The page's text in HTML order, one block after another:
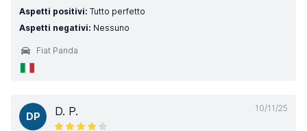
Aspetti positivi: Tutto perfetto
Aspetti negativi: Nessuno
Fiat Panda
10/11/25
DP D. P.